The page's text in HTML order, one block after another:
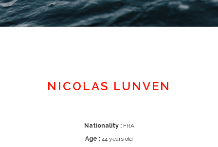
NICOLAS LUNVEN
Nationality :FRA
Age : 44 years old